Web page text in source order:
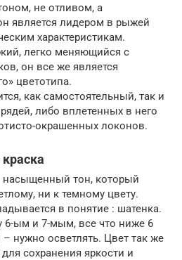
не отливом, а
является лидером в рыжей
характеристикам.
легко меняющийся с
он все же является
цветотипа.
как самостоятельный, так и
либо вплетенных в него
окрашенных локонов.
насыщенный тон, который
ни к темному цвету.
в понятие : шатенка.
6-ым и 7-мым, все что ниже 6
нужно осветлять. Цвет так же
сохранения яркости и